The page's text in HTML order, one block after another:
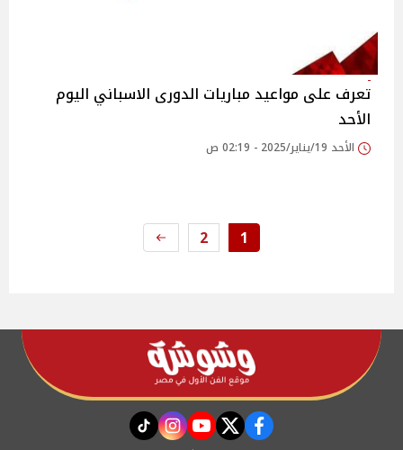
تعرف على مواعيد مباريات الدورى الاسباني اليوم
الأحد
الأحد 19/يناير/2025 - 02:19 ص
1
2
facebook
twitter
youtube
instagram
tiktok